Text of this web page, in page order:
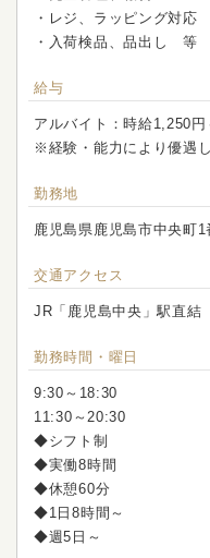
・レジ、ラッピング対応
・入荷検品、品出し 等
給与
アルバイト：時給1,250円
※経験・能力により優遇し
勤務地
鹿児島県鹿児島市中央町
交通アクセス
JR「鹿児島中央」駅直結
勤務時間・曜日
9:30～18:30
11:30～20:30
◆シフト制
◆実働8時間
◆休憩60分
◆1日8時間～
◆週5日～